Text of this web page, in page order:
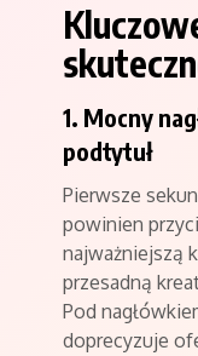
1. Mocny
podtytuł
Pierwsze
powinien
najważniejszą
przesadną
Pod
doprecyzuje